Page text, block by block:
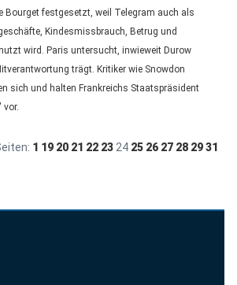
Bourget festgesetzt, weil Telegram auch als
Kindesmissbrauch, Betrug und
wird. Paris untersucht, inwieweit Durow
trägt. Kritiker wie Snowdon
sich und halten Frankreichs Staatspräsident
vor.
1 19 20 21 22 23 24 25 26 27 28 29 31